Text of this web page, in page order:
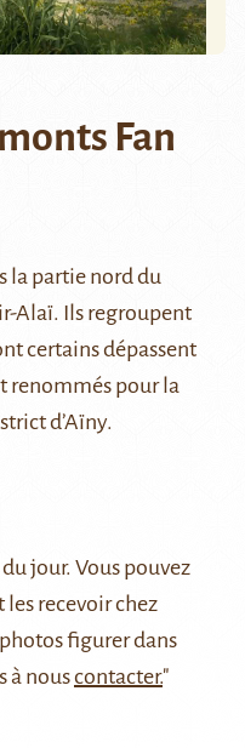
Fan
la partie nord du
Alaï. Ils regroupent
certains dépassent
renommés pour la
d’Aïny.
jour. Vous pouvez
les recevoir chez
figurer dans
à nouscontacter."